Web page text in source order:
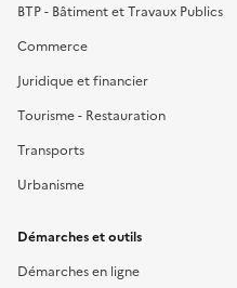
BTP - Bâtiment et Travaux Publics
Commerce
Juridique et financier
Tourisme - Restauration
Transports
Urbanisme
Démarches et outils
Démarches en ligne